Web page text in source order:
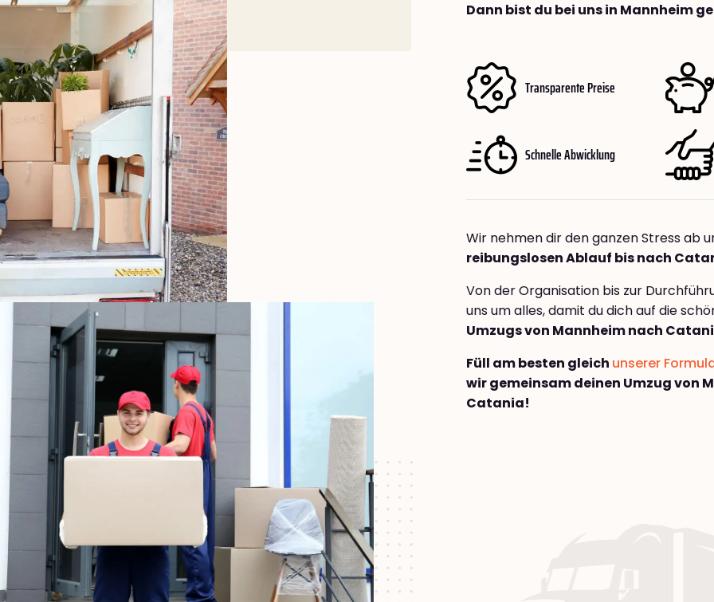
Dann bist du bei uns in Mannheim
Transparente Preise
Schnelle Abwicklung
Wir nehmen dir den ganzen Stress ab
reibungslosen Ablauf bis nach
Von der Organisation bis zur
uns um alles, damit du dich auf die
Umzugs von Mannheim nach
Füll am besten gleich unserer
wir gemeinsam deinen Umzug von
Catania!